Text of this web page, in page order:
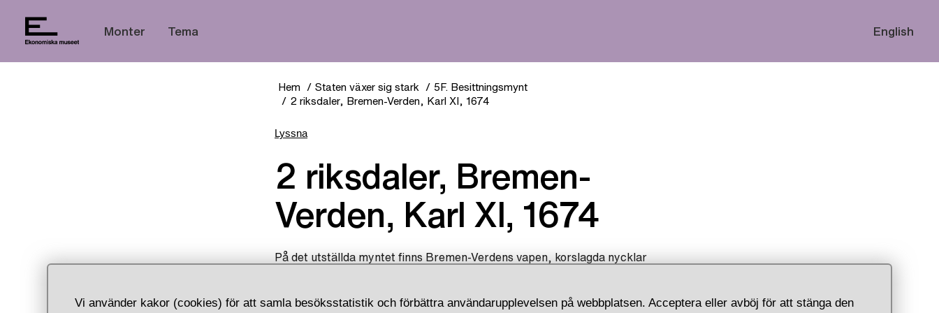
Vi använder kakor (cookies) för att samla besöksstatistik och förbättra användarupplevelsen på webbplatsen. Acceptera eller avböj för att stänga den
Monter Tema English
Hem Staten växer sig stark
5F. Besittningsmynt
2 riksdaler, Bremen-Verden, Karl XI, 1674
Lyssna
2 riksdaler, Bremen-
Verden, Karl XI, 1674
På det utställda myntet finns Bremen-Verdens vapen, korslagda nycklar
År 1648 tog Sverige kontroll över områdena Bremen och Verden i dagens